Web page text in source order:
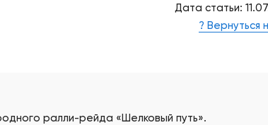
ралли-рейда «Шелковый путь».
Дата статьи:
? Вернуться